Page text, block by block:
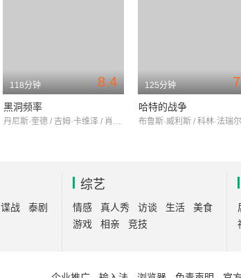
8.4
118分钟
黑洞频率
丹尼斯·奎德 / 吉姆·卡维泽 / 肖恩·多伊尔
125分钟
哈特的战争
谍战
泰剧
综艺
情感 真人秀 访谈 生活
美食
游戏
相亲 竞技